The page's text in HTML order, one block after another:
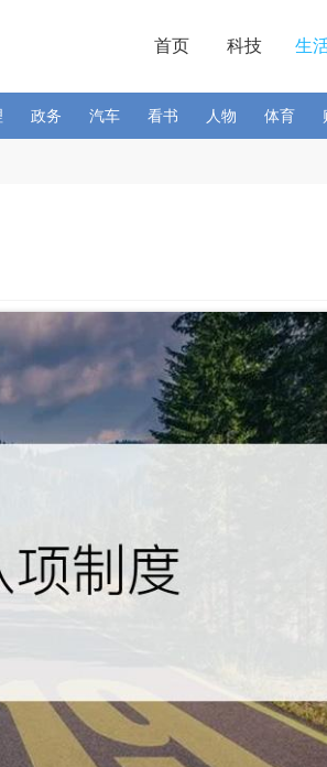
首页 科技 生
政务 汽车 看书 人物 体育